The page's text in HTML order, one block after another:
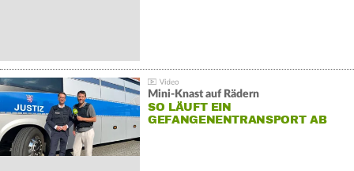
Mini-Knast auf Rädern
SO LÄUFT EIN
GEFANGENENTRANSPORT AB